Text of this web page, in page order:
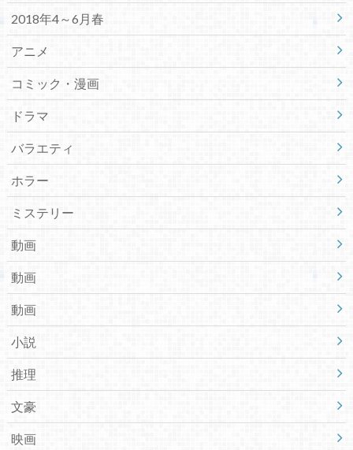
2018年4～6月春
アニメ
コミック・漫画
ドラマ
バラエティ
ホラー
ミステリー
動画
動画
動画
小説
推理
文豪
映画